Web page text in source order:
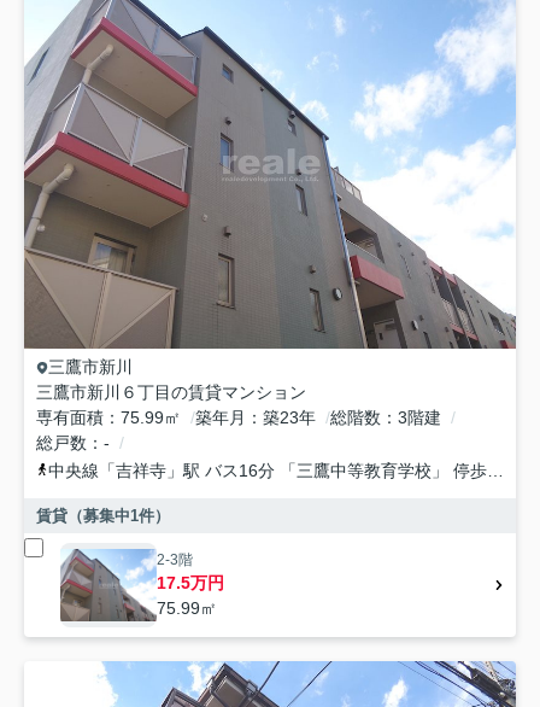
三鷹市新川
三鷹市新川６丁目の賃貸マンション
専有面積
75.99㎡ 築年月 築23年 総階数
3階建
総戸数
-
中央線 「吉祥寺 」駅 バス16分 「三鷹中等教育学校」 停歩1分
賃貸（募集中1件）
2-3階
17.5万円
75.99㎡